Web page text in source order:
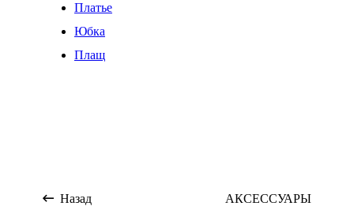
Платье
Юбка
Плащ
Назад АКСЕССУАРЫ